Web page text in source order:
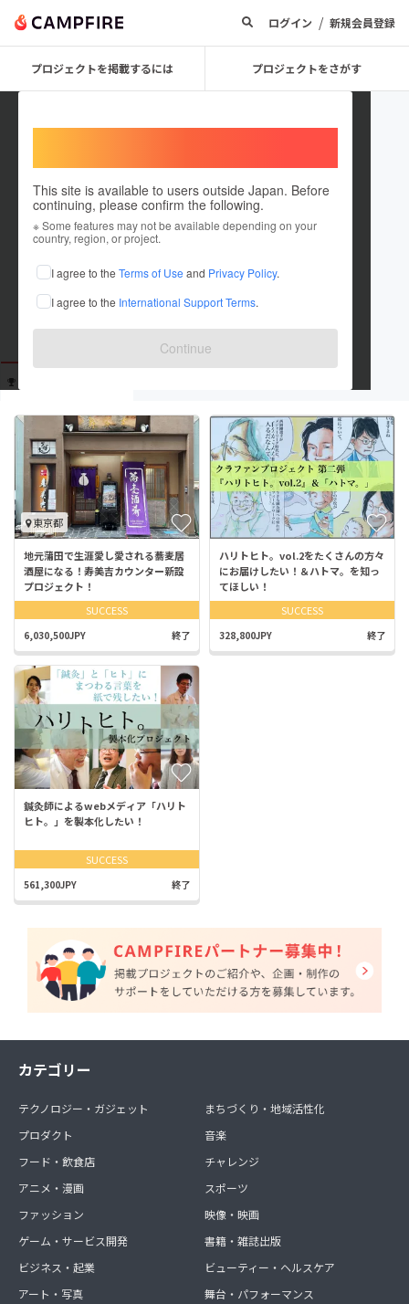
ログイン / 新規会員登録
プロジェクトを掲載するには プロジェクトをさがす
This site is available to users outside Japan. Before
continuing, please confirm the following.
※ Some features may not be available depending on your
country, region, or project.
I agree to the Terms of Use and Privacy Policy.
I agree to the International Support Terms.
Continue
th710kumo
出身国：未設定
東京都
地元蒲田で生涯愛し愛される蕎麦居
酒屋になる！寿美吉カウンター新設
プロジェクト！
SUCCESS
6,030,500JPY 終了
ハリトヒト。vol.2をたくさんの方々
にお届けしたい！＆ハトマ。を知っ
てほしい！
SUCCESS
328,800JPY 終了
鍼灸師によるwebメディア「ハリト
ヒト。」を製本化したい！
SUCCESS
561,300JPY 終了
カテゴリー
テクノロジー・ガジェット
プロダクト
フード・飲食店
アニメ・漫画
ファッション
ゲーム・サービス開発
ビジネス・起業
アート・写真
まちづくり・地域活性化
音楽
チャレンジ
スポーツ
映像・映画
書籍・雑誌出版
ビューティー・ヘルスケア
舞台・パフォーマンス